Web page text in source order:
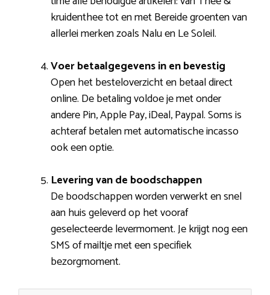
kruidenthee tot en met Bereide groenten van
allerlei merken zoals Nalu en Le Soleil.
Voer betaalgegevens in en bevestig
Open het besteloverzicht en betaal direct
online. De betaling voldoe je met onder
andere Pin, Apple Pay, iDeal, Paypal. Soms is
achteraf betalen met automatische incasso
ook een optie.
Levering van de boodschappen
De boodschappen worden verwerkt en snel
aan huis geleverd op het vooraf
geselecteerde levermoment. Je krijgt nog een
SMS of mailtje met een specifiek
bezorgmoment.